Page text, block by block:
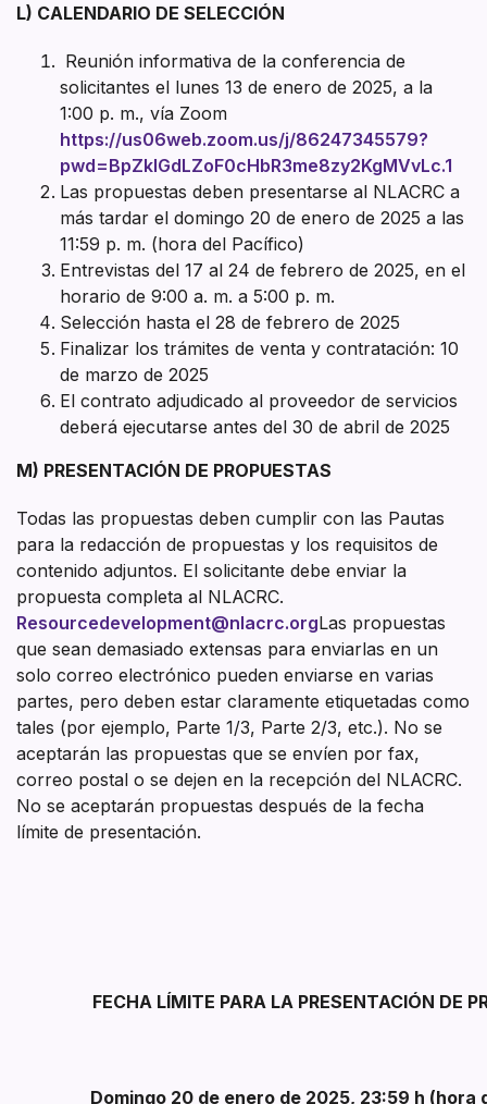
L) CALENDARIO DE SELECCIÓN
Reunión informativa de la conferencia de
solicitantes el lunes 13 de enero de 2025, a la
1:00 p. m., vía Zoom
https://us06web.zoom.us/j/86247345579?
pwd=BpZklGdLZoF0cHbR3me8zy2KgMVvLc.1
Las propuestas deben presentarse al NLACRC a
más tardar el domingo 20 de enero de 2025 a las
11:59 p. m. (hora del Pacífico)
Entrevistas del 17 al 24 de febrero de 2025, en el
horario de 9:00 a. m. a 5:00 p. m.
Selección hasta el 28 de febrero de 2025
Finalizar los trámites de venta y contratación: 10
de marzo de 2025
El contrato adjudicado al proveedor de servicios
deberá ejecutarse antes del 30 de abril de 2025
M) PRESENTACIÓN DE PROPUESTAS
Todas las propuestas deben cumplir con las Pautas
para la redacción de propuestas y los requisitos de
contenido adjuntos. El solicitante debe enviar la
propuesta completa al NLACRC.
Resourcedevelopment@nlacrc.orgLas propuestas
que sean demasiado extensas para enviarlas en un
solo correo electrónico pueden enviarse en varias
partes, pero deben estar claramente etiquetadas como
tales (por ejemplo, Parte 1/3, Parte 2/3, etc.). No se
aceptarán las propuestas que se envíen por fax,
correo postal o se dejen en la recepción del NLACRC.
No se aceptarán propuestas después de la fecha
límite de presentación.
FECHA LÍMITE PARA LA PRESENTACIÓN DE
Domingo 20 de enero de 2025, 23:59 h (hora